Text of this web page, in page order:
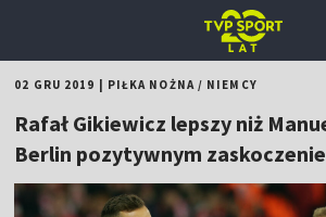
02 GRU 2019 PIŁKA NOŻNA/ NIEMCY
Rafał Gikiewicz lepszy niż
Berlin pozytywnym